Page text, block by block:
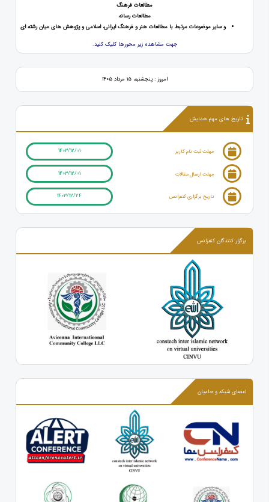
مطالعات فرهنگ
مطالعات رسانه
و سایر موضوعات مرتبط با مطالعات هنر و فرهنگ ایرانی، اسلامی و پژوهش های میان رشته ای
جهت مشاهده زیر محورها کلیک کنید.
امروز : پنجشنبه، ۱۵ مرداد ۱۴۰۵
تاریخ های مهم همایش
مهلت ثبت نام کاربر 1403/12/01
مهلت ارسال مقالات 1403/12/01
تاریخ برگزاری کنفرانس 1403/12/24
برگزار کنندگان کنفرانس
اعضای شبکه و حامیان